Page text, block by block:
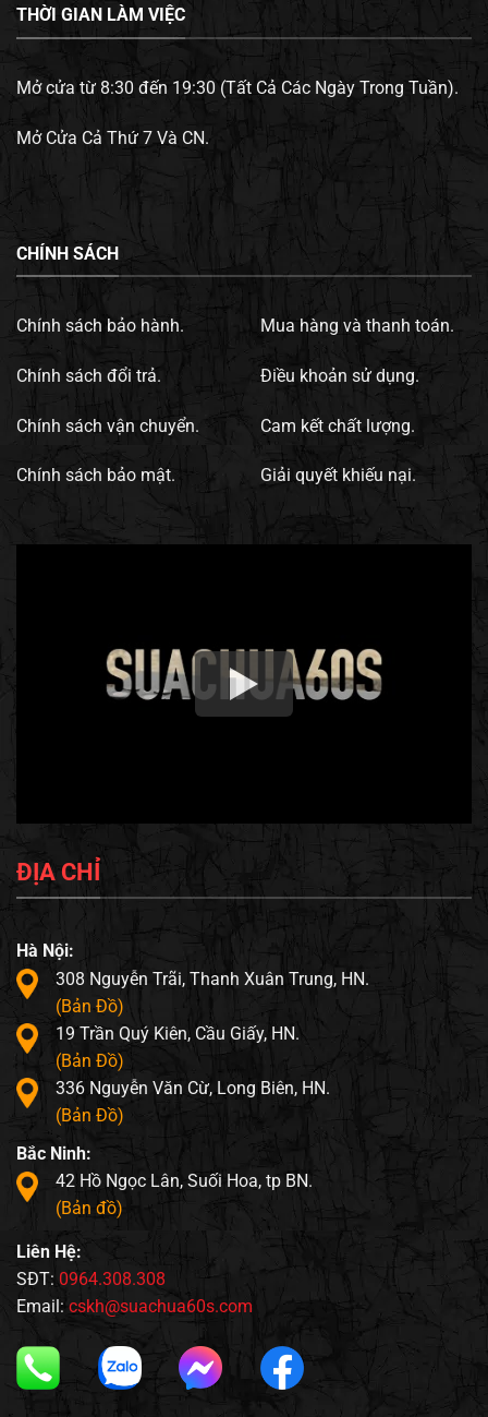
THỜI GIAN LÀM VIỆC
Mở cửa từ 8:30 đến 19:30 (Tất Cả Các Ngày Trong Tuần).
Mở Cửa Cả Thứ 7 Và CN.
CHÍNH SÁCH
Chính sách bảo hành.
Chính sách đổi trả.
Chính sách vận chuyển.
Chính sách bảo mật.
Mua hàng và thanh toán.
Điều khoản sử dụng.
Cam kết chất lượng.
Giải quyết khiếu nại.
ĐỊA CHỈ
Hà Nội:
308 Nguyễn Trãi, Thanh Xuân Trung, HN.
(Bản Đồ)
19 Trần Quý Kiên, Cầu Giấy, HN.
(Bản Đồ)
336 Nguyễn Văn Cừ, Long Biên, HN.
(Bản Đồ)
Bắc Ninh:
42 Hồ Ngọc Lân, Suối Hoa, tp BN.
(Bản đồ)
Liên Hệ:
SĐT: 0964.308.308
Email: cskh@suachua60s.com